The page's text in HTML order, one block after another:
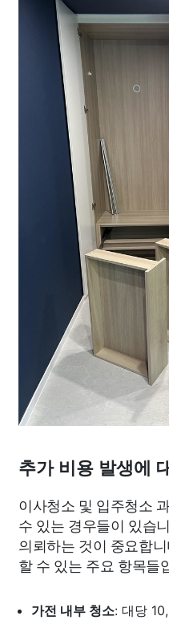
추가 비용 발생에
이사청소 및 입주청소
수 있는 경우들이 있습
의뢰하는 것이 중요합
할 수 있는 주요 항목들
가전 내부 청소: 대당